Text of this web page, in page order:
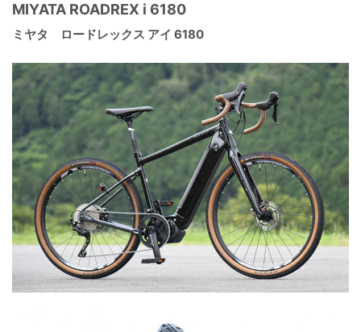
MIYATA ROADREX i 6180
ミヤタ ロードレックス アイ 6180